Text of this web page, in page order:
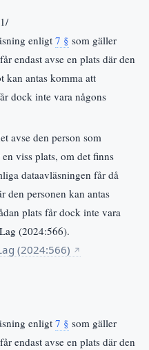
enligt 7 § som gäller
endast avse en plats där den
kan antas komma att
dock inte vara någons
avse den person som
viss plats, om det finns
dataavläsningen får då
den personen kan antas
plats får dock inte vara
(2024:566).
(2024:566) ↗
enligt 7 § som gäller
endast avse en plats där den